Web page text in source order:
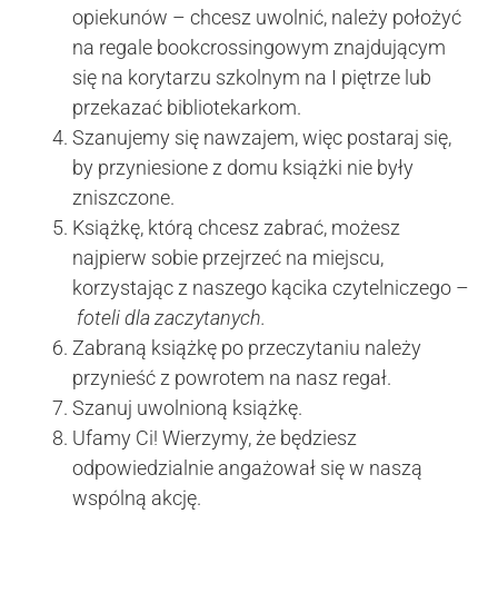
opiekunów – chcesz uwolnić, należy położyć
na regale bookcrossingowym znajdującym
się na korytarzu szkolnym na I piętrze lub
przekazać bibliotekarkom.
Szanujemy się nawzajem, więc postaraj się,
by przyniesione z domu książki nie były
zniszczone.
Książkę, którą chcesz zabrać, możesz
najpierw sobie przejrzeć na miejscu,
korzystając z naszego kącika czytelniczego –
foteli dlazaczytanych.
Zabraną książkę po przeczytaniu należy
przynieść z powrotem na nasz regał.
Szanuj uwolnioną książkę.
Ufamy Ci! Wierzymy, że będziesz
odpowiedzialnie angażował się w naszą
wspólną akcję.